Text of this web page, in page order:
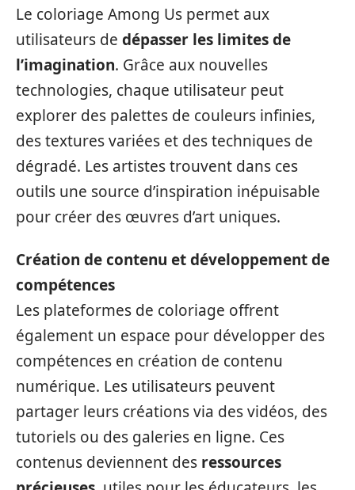
Le coloriage Among Us permet aux
utilisateurs de dépasser les limites de
l’imagination. Grâce aux nouvelles
technologies, chaque utilisateur peut
explorer des palettes de couleurs infinies,
des textures variées et des techniques de
dégradé. Les artistes trouvent dans ces
outils une source d’inspiration inépuisable
pour créer des œuvres d’art uniques.
Création de contenu et développement de
compétences
Les plateformes de coloriage offrent
également un espace pour développer des
compétences en création de contenu
numérique. Les utilisateurs peuvent
partager leurs créations via des vidéos, des
tutoriels ou des galeries en ligne. Ces
contenus deviennent des ressources